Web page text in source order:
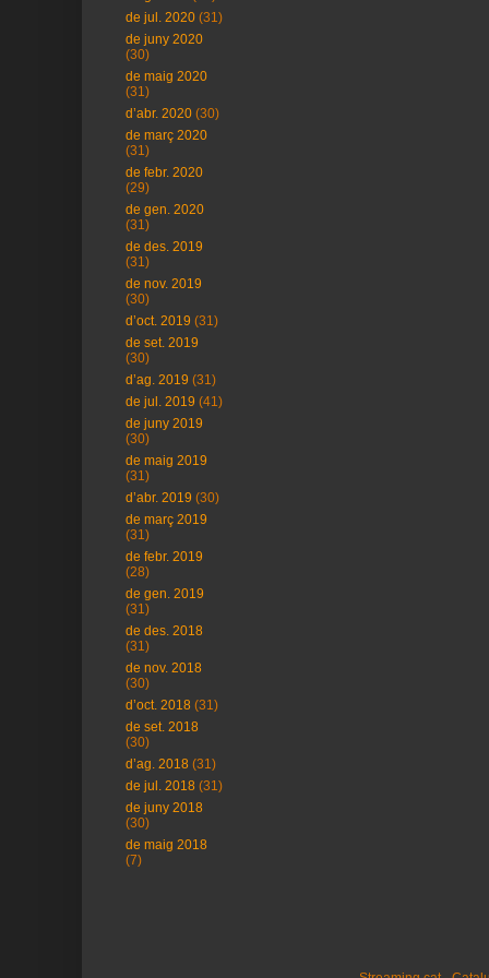
de jul. 2020 (31)
de juny 2020
(30)
de maig 2020
(31)
d’abr. 2020 (30)
de març 2020
(31)
de febr. 2020
(29)
de gen. 2020
(31)
de des. 2019
(31)
de nov. 2019
(30)
d’oct. 2019 (31)
de set. 2019
(30)
d’ag. 2019 (31)
de jul. 2019 (41)
de juny 2019
(30)
de maig 2019
(31)
d’abr. 2019 (30)
de març 2019
(31)
de febr. 2019
(28)
de gen. 2019
(31)
de des. 2018
(31)
de nov. 2018
(30)
d’oct. 2018 (31)
de set. 2018
(30)
d’ag. 2018 (31)
de jul. 2018 (31)
de juny 2018
(30)
de maig 2018
(7)